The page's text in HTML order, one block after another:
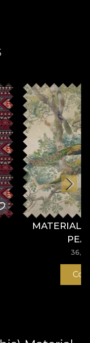
MATERIAL